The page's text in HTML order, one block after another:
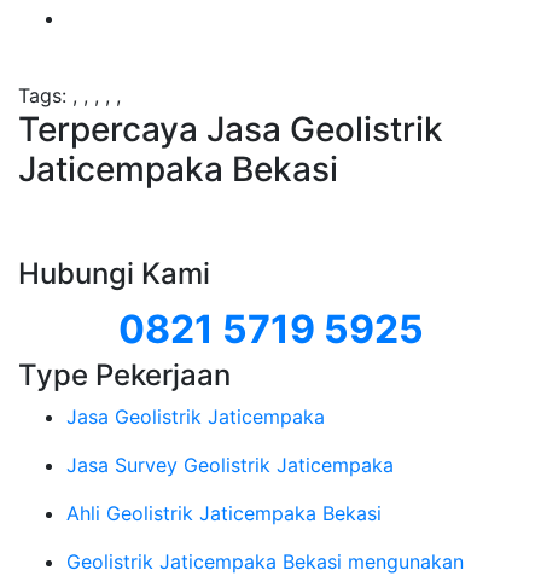
Tags: , , , , ,
Terpercaya Jasa Geolistrik
Jaticempaka Bekasi
Hubungi Kami
0821 5719 5925
Type Pekerjaan
Jasa Geolistrik Jaticempaka
Jasa Survey Geolistrik Jaticempaka
Ahli Geolistrik Jaticempaka Bekasi
Geolistrik Jaticempaka Bekasi mengunakan